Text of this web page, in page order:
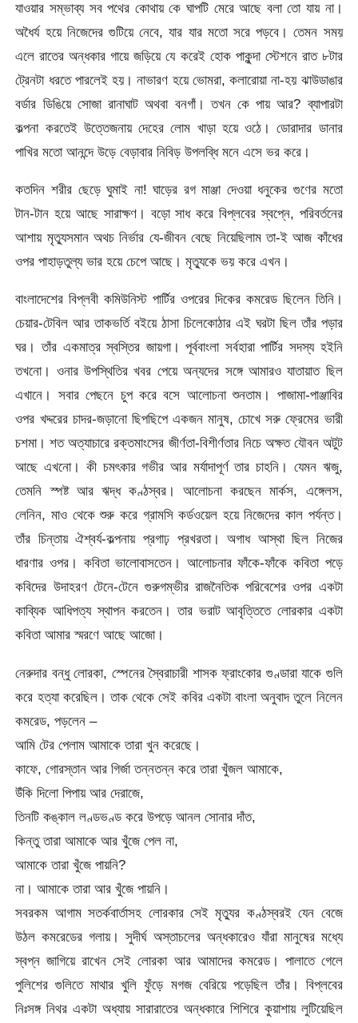
যাওয়ার সম্ভাব্য সব পথের কোথায় কে ঘাপটি মেরে আছে বলা তো যায় না।
অধৈর্য হয়ে নিজেদের গুটিয়ে নেবে, যার যার মতো সরে পড়বে। তেমন সময়
এলে রাতের অন্ধকার গায়ে জড়িয়ে যে করেই হোক পাকুন্দা স্টেশনে রাত ৮টার
ট্রেনটা ধরতে পারলেই হয়। নাভারণ হয়ে ভোমরা, কলারোয়া না-হয় ঝাউডাঙার
বর্ডার ডিঙিয়ে সোজা রানাঘাট অথবা বনগাঁ। তখন কে পায় আর? ব্যাপারটা
কল্পনা করতেই উত্তেজনায় দেহের লোম খাড়া হয়ে ওঠে। ডোরাদার ডানার
পাখির মতো আনন্দে উড়ে বেড়াবার নিবিড় উপলব্ধি মনে এসে ভর করে।
কতদিন শরীর ছেড়ে ঘুমাই না! ঘাড়ের রগ মাঞ্জা দেওয়া ধনুকের গুণের মতো
টান-টান হয়ে আছে সারাক্ষণ। বড়ো সাধ করে বিপ্লবের স্বপ্নে, পরিবর্তনের
আশায় মৃত্যুসমান অথচ নির্ভার যে-জীবন বেছে নিয়েছিলাম তা-ই আজ কাঁধের
ওপর পাহাড়তুল্য ভার হয়ে চেপে আছে। মৃত্যুকে ভয় করে এখন।
বাংলাদেশের বিপ্লবী কমিউনিস্ট পার্টির ওপরের দিকের কমরেড ছিলেন তিনি।
চেয়ার-টেবিল আর তাকভর্তি বইয়ে ঠাসা চিলেকোঠার এই ঘরটা ছিল তাঁর পড়ার
ঘর। তাঁর একমাত্র স্বস্তির জায়গা। পূর্ববাংলা সর্বহারা পার্টির সদস্য হইনি
তখনো। ওনার উপস্থিতির খবর পেয়ে অন্যদের সঙ্গে আমারও যাতায়াত ছিল
এখানে। সবার পেছনে চুপ করে বসে আলোচনা শুনতাম। পাজামা-পাঞ্জাবির
ওপর খদ্দরের চাদর-জড়ানো ছিপছিপে একজন মানুষ, চোখে সরু ফ্রেমের ভারী
চশমা। শত অত্যাচারে রক্তমাংসের জীর্ণতা-বিশীর্ণতার নিচে অক্ষত যৌবন অটুট
আছে এখনো। কী চমৎকার গভীর আর মর্যাদাপূর্ণ তার চাহনি। যেমন ঋজু,
তেমনি স্পষ্ট আর ঋদ্ধ কণ্ঠস্বর। আলোচনা করছেন মার্কস, এঙ্গেলস,
লেনিন, মাও থেকে শুরু করে গ্রামসি কর্ডওয়েল হয়ে নিজেদের কাল পর্যন্ত।
তাঁর চিন্তায় ঐশ্বর্য-কল্পনায় প্রগাঢ় প্রখরতা। অগাধ আস্থা ছিল নিজের
ধারণার ওপর। কবিতা ভালোবাসতেন। আলোচনার ফাঁকে-ফাঁকে কবিতা পড়ে
কবিদের উদাহরণ টেনে-টেনে গুরুগম্ভীর রাজনৈতিক পরিবেশের ওপর একটা
কাব্যিক আধিপত্য স্থাপন করতেন। তার ভরাট আবৃত্তিতে লোরকার একটা
কবিতা আমার স্মরণে আছে আজো।
নেরুদার বন্ধু লোরকা, স্পেনের স্বৈরাচারী শাসক ফ্রাংকোর গুণ্ডারা যাকে গুলি
করে হত্যা করেছিল। তাক থেকে সেই কবির একটা বাংলা অনুবাদ তুলে নিলেন
কমরেড, পড়লেন –
আমি টের পেলাম আমাকে তারা খুন করেছে।
কাফে, গোরস্তান আর গির্জা তন্নতন্ন করে তারা খুঁজল আমাকে,
উঁকি দিলো পিপায় আর দেরাজে,
তিনটি কঙ্কাল লণ্ডভণ্ড করে উপড়ে আনল সোনার দাঁত,
কিন্তু তারা আমাকে আর খুঁজে পেল না,
আমাকে তারা খুঁজে পায়নি?
না। আমাকে তারা আর খুঁজে পায়নি।
সবরকম আগাম সতর্কবার্তাসহ লোরকার সেই মৃত্যুর কণ্ঠস্বরই যেন বেজে
উঠল কমরেডের গলায়। সুদীর্ঘ অস্তাচলের অন্ধকারেও যাঁরা মানুষের মধ্যে
স্বপ্ন জাগিয়ে রাখেন সেই লোরকা আর আমাদের কমরেড। পালাতে গেলে
পুলিশের গুলিতে মাথার খুলি ফুঁড়ে মগজ বেরিয়ে পড়েছিল তাঁর। বিপ্লবের
নিঃসঙ্গ নিথর একটা অধ্যায় সারারাতের অন্ধকারে শিশিরে কুয়াশায় লুটিয়েছিল